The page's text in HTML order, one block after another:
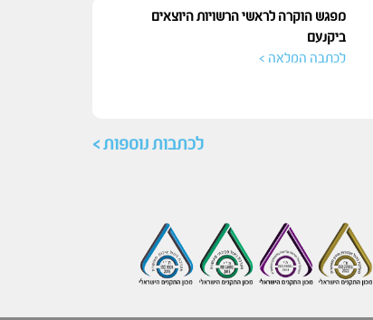
מפגש הוקרה לראשי הרשויות היוצאים
ביקנעם
לכתבה המלאה >
לכתבות נוספות >